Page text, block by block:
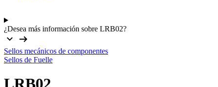
¿Desea más información sobre LRB02?
Sellos mecánicos de componentes
Sellos de Fuelle
LRB02